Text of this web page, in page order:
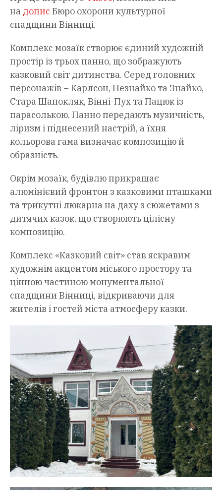
на допис Бюро охорони культурної
спадщини Вінниці.
Комплекс мозаїк створює єдиний художній
простір із трьох панно, що зображують
казковий світ дитинства. Серед головних
персонажів – Карлсон, Незнайко та Знайко,
Стара Шапокляк, Вінні-Пух та Пацюк із
парасолькою. Панно передають музичність,
ліризм і піднесений настрій, а їхня
кольорова гама визначає композицію й
образність.
Окрім мозаїк, будівлю прикрашає
алюмінієвий фронтон з казковими пташками
та трикутні люкарна на даху з сюжетами з
дитячих казок, що створюють цілісну
композицію.
Комплекс «Казковий світ» став яскравим
художнім акцентом міського простору та
цінною частиною монументальної
спадщини Вінниці, відкриваючи для
жителів і гостей міста атмосферу казки.